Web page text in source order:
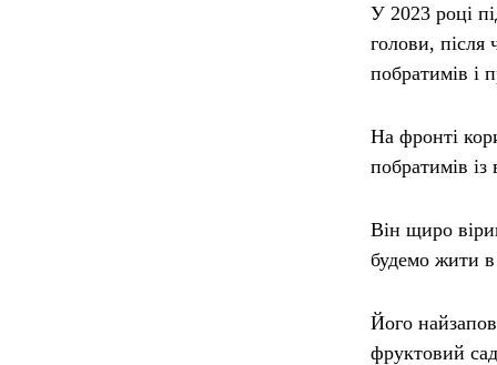
У 2023 році
голови, після
побратимів і
На фронті
побратимів
Він щиро
будемо жити в
Його
фруктовий